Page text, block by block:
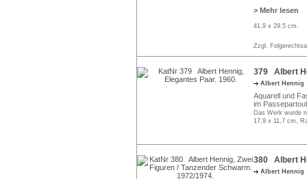
> Mehr lesen
41,9 x 29,5 cm.
Zzgl.
379 Albert
Albert Hennig
Aquarell und
im
Das Werk wurde
17,9 x 11,7 cm,
380 Albert
Albert Hennig